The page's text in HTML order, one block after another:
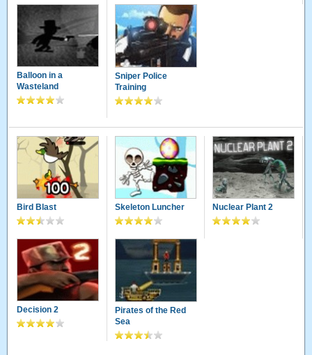
Balloon in a
Wasteland
Sniper Police
Training
Bird Blast Skeleton Luncher Nuclear Plant 2
Decision 2
Pirates of the Red
Sea